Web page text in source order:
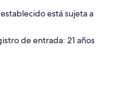
está sujeta a
de entrada: 21 años